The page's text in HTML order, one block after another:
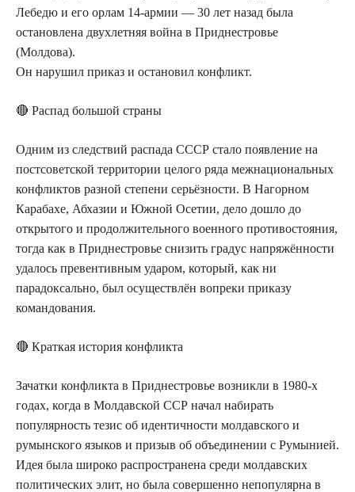
Лебедю и его орлам 14-армии — 30 лет назад была
остановлена двухлетняя война в Приднестровье
(Молдова).
Он нарушил приказ и остановил конфликт.
🔴 Распад большой страны
Одним из следствий распада СССР стало появление на
постсоветской территории целого ряда межнациональных
конфликтов разной степени серьёзности. В Нагорном
Карабахе, Абхазии и Южной Осетии, дело дошло до
открытого и продолжительного военного противостояния,
тогда как в Приднестровье снизить градус напряжённости
удалось превентивным ударом, который, как ни
парадоксально, был осуществлён вопреки приказу
командования.
🔴 Краткая история конфликта
Зачатки конфликта в Приднестровье возникли в 1980-х
годах, когда в Молдавской ССР начал набирать
популярность тезис об идентичности молдавского и
румынского языков и призыв об объединении с Румынией.
Идея была широко распространена среди молдавских
политических элит, но была совершенно непопулярна в